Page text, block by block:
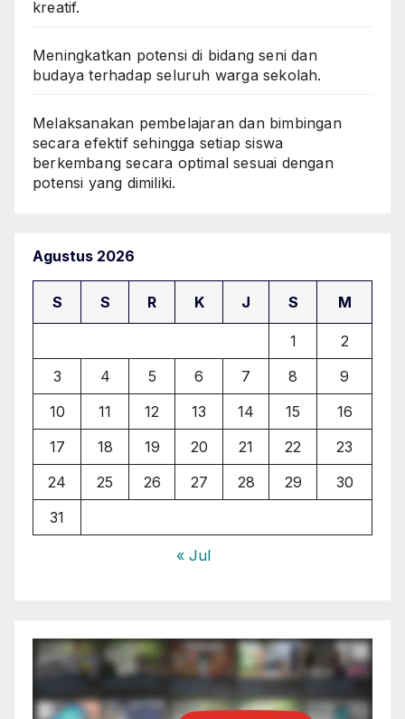
kreatif.
Meningkatkan potensi di bidang seni dan
budaya terhadap seluruh warga sekolah.
Melaksanakan pembelajaran dan bimbingan
secara efektif sehingga setiap siswa
berkembang secara optimal sesuai dengan
potensi yang dimiliki.
Agustus 2026
S S R K J S M
1
2
3
4 5 6 7 8
9
10
11 12 13 14 15
16
17
18 19 20 21 22
23
24
25 26 27 28 29
30
31
« Jul